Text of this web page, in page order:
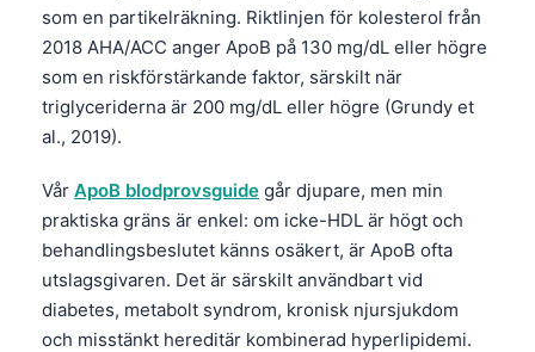
som en partikelräkning. Riktlinjen för kolesterol från
2018 AHA/ACC anger ApoB på 130 mg/dL eller högre
som en riskförstärkande faktor, särskilt när
triglyceriderna är 200 mg/dL eller högre (Grundy et
al., 2019).
Vår ApoB blodprovsguide går djupare, men min
praktiska gräns är enkel: om icke-HDL är högt och
behandlingsbeslutet känns osäkert, är ApoB ofta
utslagsgivaren. Det är särskilt användbart vid
diabetes, metabolt syndrom, kronisk njursjukdom
och misstänkt hereditär kombinerad hyperlipidemi.
Shqip
বাংলা
اردو
मराठी
தமிழ்
ગુજરાતી
ಕನ್ನಡ
മലയാളം